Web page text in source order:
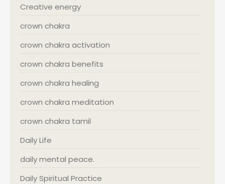
Creative energy
crown chakra
crown chakra activation
crown chakra benefits
crown chakra healing
crown chakra meditation
crown chakra tamil
Daily Life
daily mental peace.
Daily Spiritual Practice